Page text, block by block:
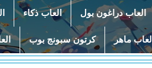
العاب دراغون بول العاب ذكاء
العاب ماهر كرتون سبونج بوب